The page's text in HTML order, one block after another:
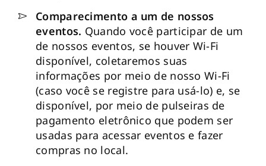
Comparecimento a um de nossos
eventos. Quando você participar de um
de nossos eventos, se houver Wi-Fi
disponível, coletaremos suas
informações por meio de nosso Wi-Fi
(caso você se registre para usá-lo) e, se
disponível, por meio de pulseiras de
pagamento eletrônico que podem ser
usadas para acessar eventos e fazer
compras no local.